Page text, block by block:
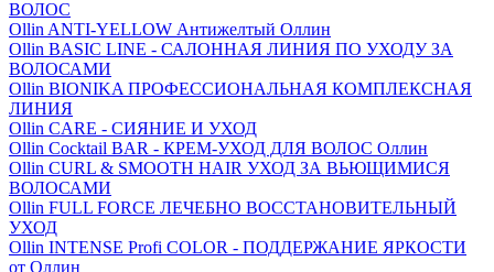
ВОЛОС
Ollin ANTI-YELLOW Антижелтый Оллин
Ollin BASIC LINE - САЛОННАЯ ЛИНИЯ ПО УХОДУ ЗА
ВОЛОСАМИ
Ollin BIONIKA ПРОФЕССИОНАЛЬНАЯ КОМПЛЕКСНАЯ
ЛИНИЯ
Ollin CARE - СИЯНИЕ И УХОД
Ollin Cocktail BAR - КРЕМ-УХОД ДЛЯ ВОЛОС Оллин
Ollin CURL & SMOOTH HAIR УХОД ЗА ВЬЮЩИМИСЯ
ВОЛОСАМИ
Ollin FULL FORCE ЛЕЧЕБНО ВОССТАНОВИТЕЛЬНЫЙ
УХОД
Ollin INTENSE Profi COLOR - ПОДДЕРЖАНИЕ ЯРКОСТИ
от Оллин